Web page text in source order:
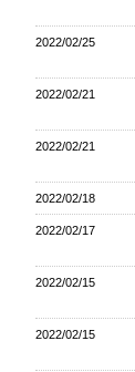
2022/02/25
2022/02/21
2022/02/21
2022/02/18
2022/02/17
2022/02/15
2022/02/15